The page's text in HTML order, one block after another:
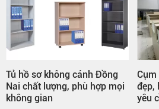
Tủ hồ sơ không cánh Đồng
Nai chất lượng, phù hợp mọi
không gian
đẹp,
yêu